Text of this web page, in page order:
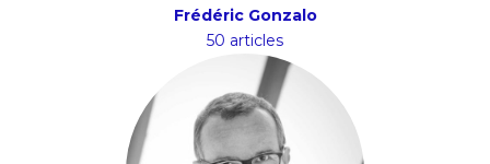
Frédéric Gonzalo
50 articles